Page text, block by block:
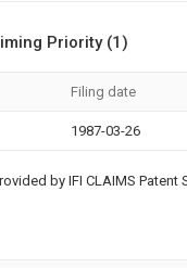
Priority (1)
Filing date
1987-03-26
by IFI CLAIMS Patent